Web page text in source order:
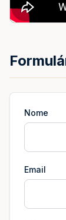
Nome
Email